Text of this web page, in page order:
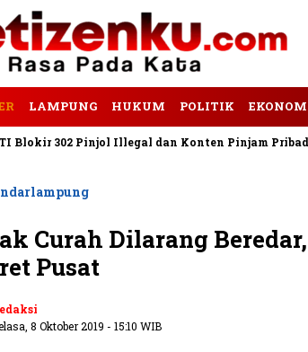
LAMPUNG HUKUM POLITIK
302 Pinjol Illegal dan Konten Pinjam Pribadi
Curah Dilarang
Pusat
8 Oktober 2019 - 15:10 WIB